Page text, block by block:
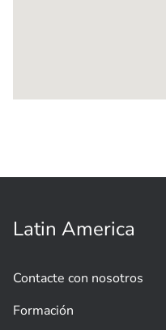
Latin America
Contacte con nosotros
Formación